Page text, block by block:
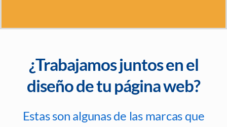
¿Trabajamos juntos en el
diseño de tu página web?
Estas son algunas de las marcas que